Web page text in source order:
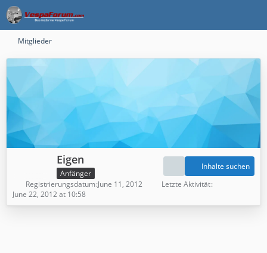
Mitglieder
Eigen
Anfänger
Inhalte suchen
Registrierungsdatum June 11, 2012
Letzte Aktivität
June 22, 2012 at 10:58